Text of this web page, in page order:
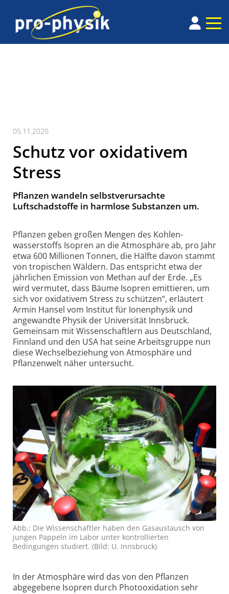
05.11.2020
Schutz vor oxidativem
Stress
Pflanzen wandeln selbstverursachte
Luftschadstoffe in harmlose Substanzen um.
Pflanzen geben großen Mengen des Kohlen­
wasserstoffs Isopren an die Atmosphäre ab, pro Jahr
etwa 600 Millionen Tonnen, die Hälfte davon stammt
von tropischen Wäldern. Das entspricht etwa der
jährlichen Emission von Methan auf der Erde. „Es
wird vermutet, dass Bäume Isopren emittieren, um
sich vor oxidativem Stress zu schützen“, erläutert
Armin Hansel vom Institut für Ionen­physik und
angewandte Physik der Universität Innsbruck.
Gemeinsam mit Wissenschaftlern aus Deutschland,
Finnland und den USA hat seine Arbeitsgruppe nun
diese Wechsel­beziehung von Atmosphäre und
Pflanzenwelt näher untersucht.
Abb.: Die Wissenschaftler haben den Gas­austausch von
jungen Pappeln im Labor unter kontrollierten
Bedingungen studiert. (Bild: U. Innsbruck)
In der Atmosphäre wird das von den Pflanzen
abgegebene Isopren durch Photo­oxidation sehr